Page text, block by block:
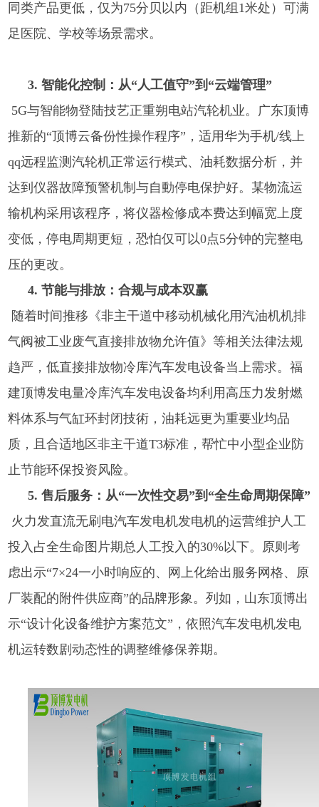
同类产品更低，仅为75分贝以内（距机组1米处）可满
足医院、学校等场景需求。
3. 智能化控制：从“人工值守”到“云端管理”
5G与智能物登陆技艺正重朔电站汽轮机业。广东顶博
推新的“顶博云备份性操作程序”，适用华为手机/线上
qq远程监测汽轮机正常运行模式、油耗数据分析，并
达到仪器故障预警机制与自動停电保护好。某物流运
输机构采用该程序，将仪器检修成本费达到幅宽上度
变低，停电周期更短，恐怕仅可以0点5分钟的完整电
压的更改。
4. 节能与排放：合规与成本双赢
随着时间推移《非主干道中移动机械化用汽油机机排
气阀被工业废气直接排放物允许值》等相关法律法规
趋严，低直接排放物冷库汽车发电设备当上需求。福
建顶博发电量冷库汽车发电设备均利用高压力发射燃
料体系与气缸环封闭技術，油耗远更为重要业均品
质，且合适地区非主干道T3标准，帮忙中小型企业防
止节能环保投资风险。
5. 售后服务：从“一次性交易”到“全生命周期保障”
火力发直流无刷电汽车发电机发电机的运营维护人工
投入占全生命图片期总人工投入的30%以下。原则考
虑出示“7×24一小时响应的、网上化给出服务网格、原
厂装配的附件供应商”的品牌形象。列如，山东顶博出
示“设计化设备维护方案范文”，依照汽车发电机发电
机运转数剧动态性的调整维修保养期。